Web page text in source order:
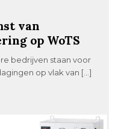
van
op WoTS
bedrijven staan voor
op vlak van […]